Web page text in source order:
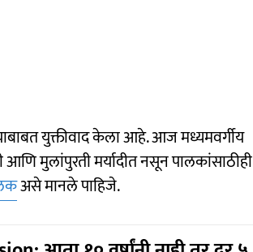
युक्तीवाद केला आहे. आज मध्यमवर्गीय
मुलांपुरती मर्यादीत नसून पालकांसाठीही
असे मानले पाहिजे.